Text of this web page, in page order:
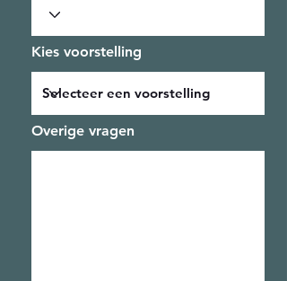
Kies voorstelling
Overige vragen